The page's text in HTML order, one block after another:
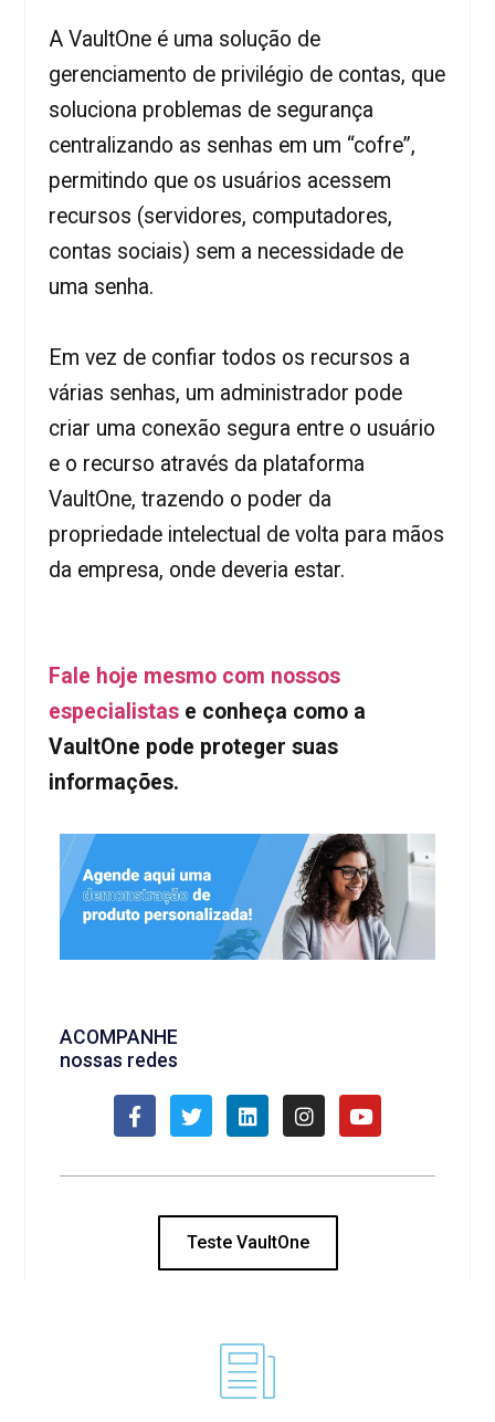
A VaultOne é uma solução de
gerenciamento de privilégio de contas, que
soluciona problemas de segurança
centralizando as senhas em um “cofre”,
permitindo que os usuários acessem
recursos (servidores, computadores,
contas sociais) sem a necessidade de
uma senha.
Em vez de confiar todos os recursos a
várias senhas, um administrador pode
criar uma conexão segura entre o usuário
e o recurso através da plataforma
VaultOne, trazendo o poder da
propriedade intelectual de volta para mãos
da empresa, onde deveria estar.
Fale hoje mesmo com nossos
especialistase conheça como a
VaultOne pode proteger suas
informações.
ACOMPANHE
nossas redes
Teste VaultOne